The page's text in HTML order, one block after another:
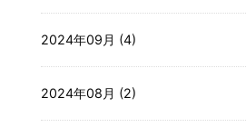
2024年09月 (4)
2024年08月 (2)